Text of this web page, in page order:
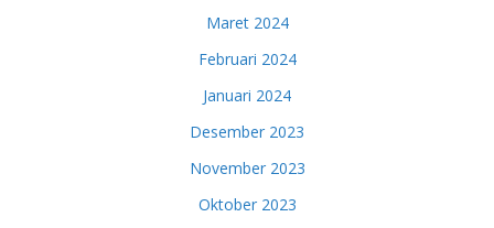
Maret 2024
Februari 2024
Januari 2024
Desember 2023
November 2023
Oktober 2023